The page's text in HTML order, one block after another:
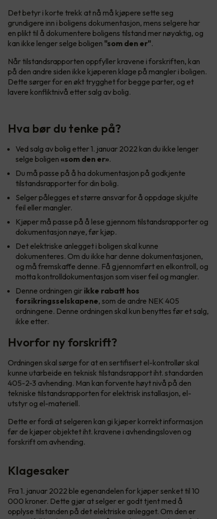
Det betyr i korte trekk at nå må kjøpere sette seg
grundigere inn i boligens dokumentasjon, mens selgere har
en plikt til å dokumentere boligens tilstand mer nøyaktig, og
kan ikke lenger selge boligen "som den er".
Når tilstandsrapporten oppfyller kravene i forskriften, kan
på den andre siden ikke kjøperen klage på mangler i boligen.
Dette sørger for en økt trygghet for begge parter, og et
lavere konfliktnivå etter salg av bolig.
Hva bør du tenke på?
Ved salg av bolig etter 1. januar 2022 kan du ikke lenger
selge boligen «som den er».
Du må passe på å ha dokumentasjon på godkjente
tilstandsrapporter for din bolig.
Selger pålegges et større ansvar for å oppdage skjulte
feil eller mangler.
Kjøper må passe på å lese gjennom tilstandsrapporter og
dokumentasjon nøye, før kjøp.
Det elektriske anlegget i boligen skal kunne
dokumenteres. Om du ikke har denne dokumentasjonen,
og må fremskaffe denne. Få gjennomført en elkontroll, og
motta kontrolldokumentasjon som viser feil og mangler.
Denne ordningen gir ikke rabatt hos
forsikringsselskapene, som de andre NEK 405
ordningene. Denne ordningen skal kun benyttes før et salg,
ikke etter.
Hvorfor ny forskrift?
Ordningen skal sørge for at en sertifisert el-kontrollør skal
kunne utarbeide en teknisk tilstandsrapport iht. standarden
405-2-3 avhending. Man kan forvente høyt nivå på den
tekniske tilstandsrapporten for elektrisk installasjon, el-
utstyr og el-materiell.
Dette er fordi at selgeren kan gi kjøper korrekt informasjon
før de kjøper objektet iht. kravene i avhendingsloven og
forskrift om avhending.
Klagesaker
Fra 1. januar 2022 ble egenandelen for kjøper senket til 10
000 kroner. Dette gjør at selger er godt tjent med å
opplyse tilstanden på det elektriske anlegget. Om den er